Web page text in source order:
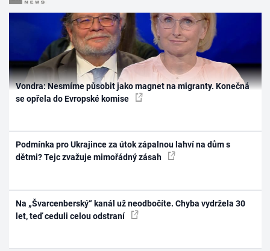
Vondra: Nesmíme působit jako magnet na migranty. Konečná
se opřela do Evropské komise
Podmínka pro Ukrajince za útok zápalnou lahví na dům s
dětmi? Tejc zvažuje mimořádný zásah
Na „Švarcenberský“ kanál už neodbočíte. Chyba vydržela 30
let, teď ceduli celou odstraní